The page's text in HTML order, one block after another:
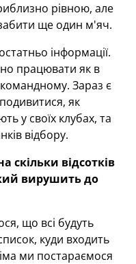
рівною, але
ще один м'яч.
інформації.
працювати як в
командному. Зараз є
як
у своїх клубах, та
відбору.
відсотків
вирушить до
що всі будуть
куди входить
ми постараємося